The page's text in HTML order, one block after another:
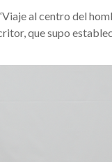
al centro del
que supo